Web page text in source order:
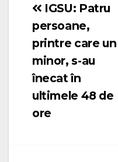
Navigare
în
articole
IGSU: Patru
persoane,
printre care un
minor, s-au
înecat în
ultimele 48 de
ore